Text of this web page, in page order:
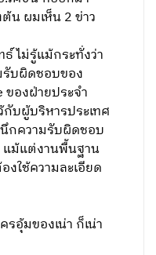
น ผมเห็น 2 ข่าว
ไม่รู้แม้กระทั่งว่า
รับผิดชอบของ
ของฝ่ายประจำ
กับผู้บริหารประเทศ
กความรับผิดชอบ
แม้แต่งานพื้นฐาน
งใช้ความละเอียด
อุ้มของเน่า ก็เน่า